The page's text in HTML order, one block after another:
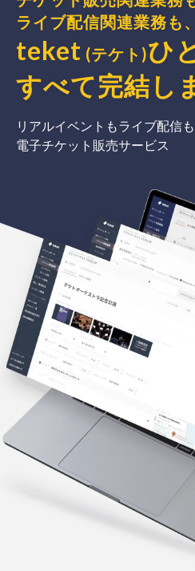
ライブ配信関連業務も、
teket (テケト)ひ
すべて完結 し
リアルイベントもライブ配信
電子チケット販売サービス